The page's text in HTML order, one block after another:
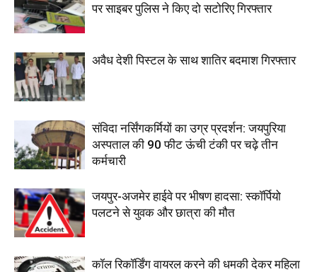
पर साइबर पुलिस ने किए दो सटोरिए गिरफ्तार
अवैध देशी पिस्टल के साथ शातिर बदमाश गिरफ्तार
संविदा नर्सिंगकर्मियों का उग्र प्रदर्शन: जयपुरिया
अस्पताल की 90 फीट ऊंची टंकी पर चढ़े तीन
कर्मचारी
जयपुर-अजमेर हाईवे पर भीषण हादसा: स्कॉर्पियो
पलटने से युवक और छात्रा की मौत
कॉल रिकॉर्डिंग वायरल करने की धमकी देकर महिला